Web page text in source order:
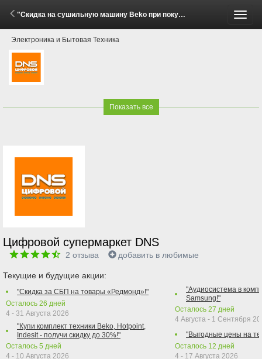
"Скидка на сушильную машину Beko при покупке стиральной машины!" (3 Апреля - 1 Июня 2026)
Электроника и Бытовая Техника
Показать все
Цифровой супермаркет DNS
2 отзыва добавить в любимые
Текущие и будущие акции:
"Скидка за СБП на товары «Редмонд»!"
Осталось 26 дней
4 - 31 Августа 2026
"Купи комплект техники Beko, Hotpoint,
Indesit - получи скидку до 30%!"
Осталось 5 дней
4 - 10 Августа 2026
"Аудиосистема в
Samsung!"
Осталось 27 дней
4 Августа - 1 Сентября
"Выгодные цены на
Осталось 12 дней
4 - 17 Августа 2026